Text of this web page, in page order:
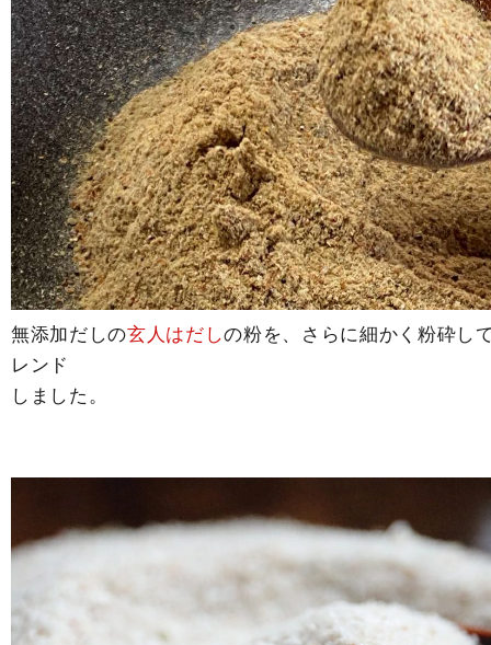
無添加だしの玄人はだしの粉を、さらに細かく粉砕し
レンド
しました。